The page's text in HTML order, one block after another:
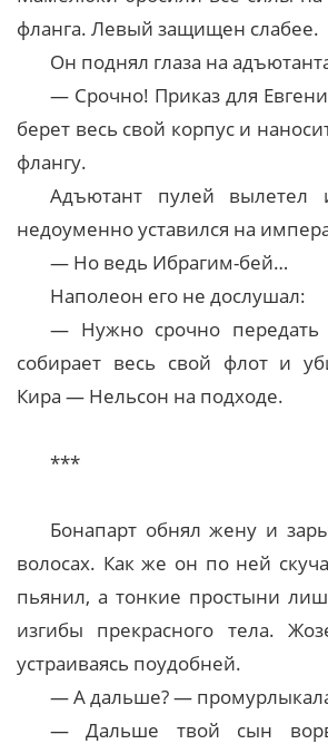
фланга. Левый защищен слабее.
Он поднял глаза на
— Срочно! Приказ для
берет весь свой корпус и
флангу.
Адъютант пулей вылетел
недоуменно уставился на
— Но ведь Ибрагим-бей…
Наполеон его не дослушал:
— Нужно срочно передать
собирает весь свой флот и
Кира — Нельсон на подходе.
***
Бонапарт обнял жену и
волосах. Как же он по ней
пьянил, а тонкие простыни
изгибы прекрасного тела.
устраиваясь поудобней.
— А дальше? —
— Дальше твой сын